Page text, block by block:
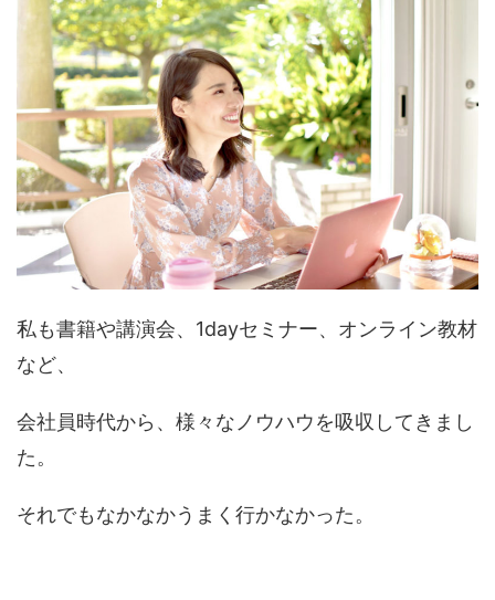
私も書籍や講演会、1dayセミナー、オンライン教材
など、
会社員時代から、様々なノウハウを吸収してきまし
た。
それでもなかなかうまく行かなかった。